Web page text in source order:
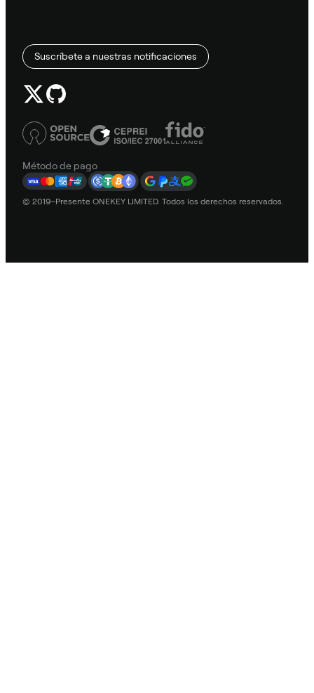
Suscríbete a nuestras notificaciones
Método de pago
© 2019–Presente ONEKEY LIMITED. Todos los derechos reservados.